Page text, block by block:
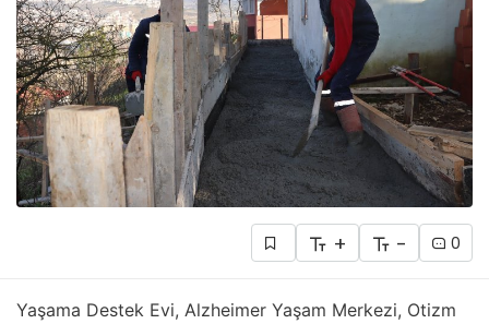
+ - 0
Yaşama Destek Evi, Alzheimer Yaşam Merkezi, Otizm